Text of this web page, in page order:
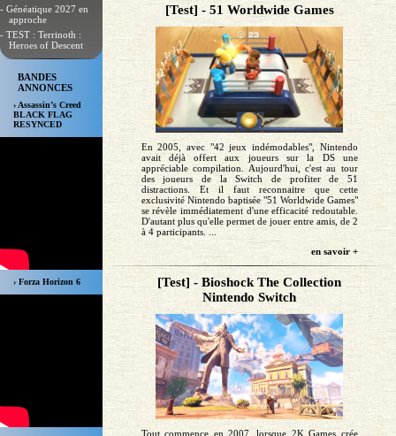
- Généatique 2027 en
approche
- TEST : Terrinoth :
Heroes of Descent
BANDES
ANNONCES
› Assassin’s Creed
BLACK FLAG
RESYNCED
› Forza Horizon 6
[Test] - 51 Worldwide Games
En 2005, avec "42 jeux indémodables", Nintendo
avait déjà offert aux joueurs sur la DS une
appréciable compilation. Aujourd'hui, c'est au tour
des joueurs de la Switch de profiter de 51
distractions. Et il faut reconnaitre que cette
exclusivité Nintendo baptisée "51 Worldwide Games"
se révèle immédiatement d'une efficacité redoutable.
D'autant plus qu'elle permet de jouer entre amis, de 2
à 4 participants. ...
en savoir +
[Test] - Bioshock The Collection
Nintendo Switch
Tout commence en 2007, lorsque 2K Games crée